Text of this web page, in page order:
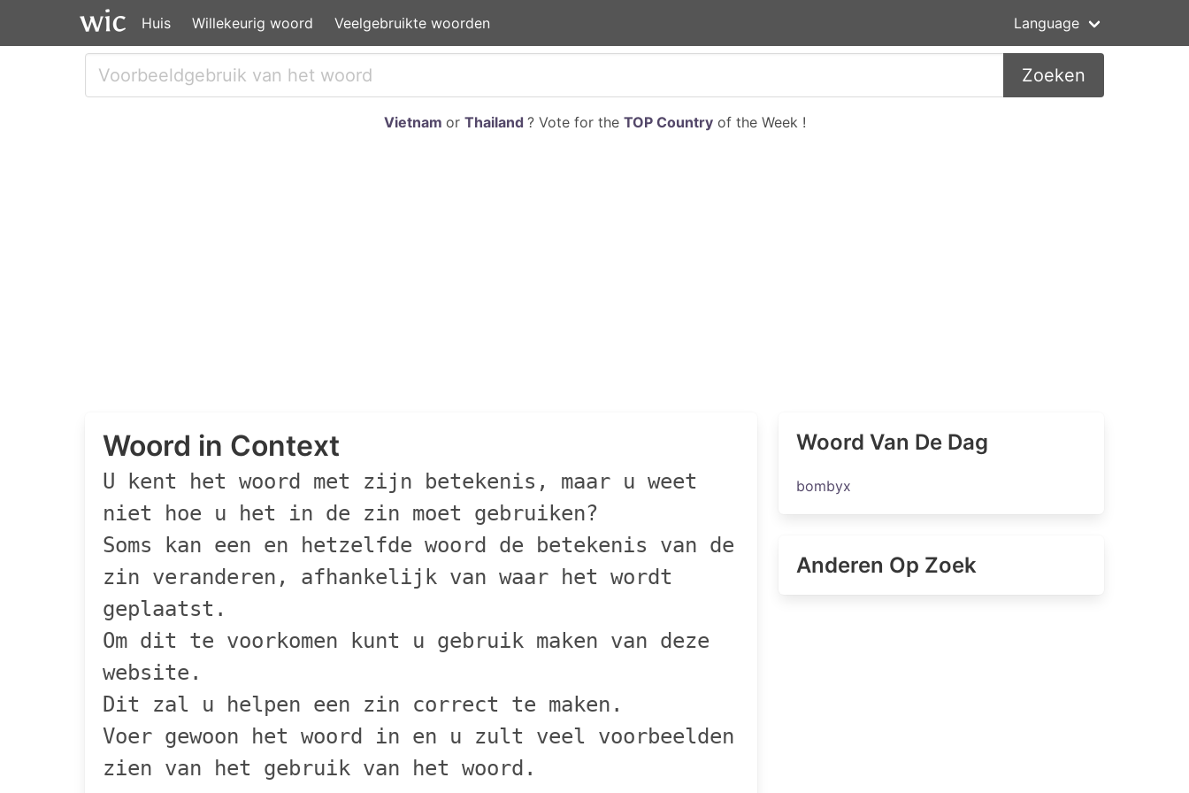
Huis Willekeurig woord Veelgebruikte woorden Language
Zoeken
Vietnam or Thailand ? Vote for the TOP Countryof the Week !
Woord in Context
U kent het woord met zijn betekenis, maar u weet
niet hoe u het in de zin moet gebruiken?
Soms kan een en hetzelfde woord de betekenis van de
zin veranderen, afhankelijk van waar het wordt
geplaatst.
Om dit te voorkomen kunt u gebruik maken van deze
website.
Dit zal u helpen een zin correct te maken.
Voer gewoon het woord in en u zult veel voorbeelden
zien van het gebruik van het woord.
Woord Van De Dag
bombyx
Anderen Op Zoek